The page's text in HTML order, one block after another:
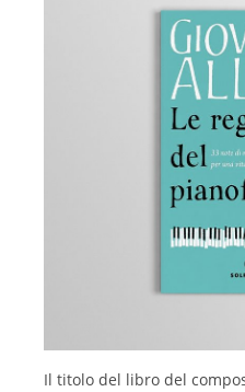
Il titolo del libro del